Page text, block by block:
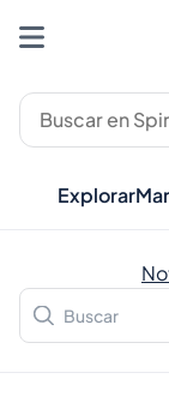
Explorar